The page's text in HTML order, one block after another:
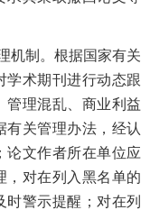
机制。根据国家有关
学术期刊进行动态跟
管理混乱、商业利益
有关管理办法，经认
论文作者所在单位应
，对在列入黑名单的
警示提醒；对在列